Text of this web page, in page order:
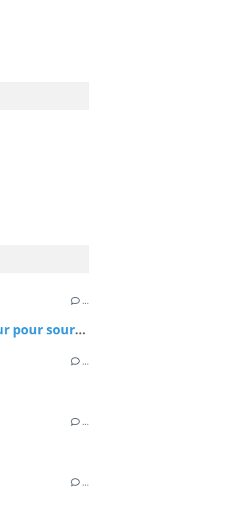
…
Covid 19 : un peu d'humour pour sourire
…
…
…